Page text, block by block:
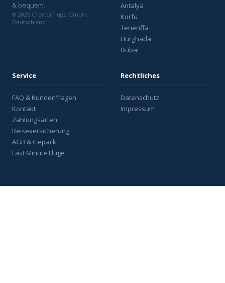
& bequem.
© 2026 CharterFlüge GmbH,
Deutschland
Antalya
Korfu
Teneriffa
Hurghada
Dubai
Service
FAQ & Kundenfragen
Kontakt
Zahlungsarten
Reiseversicherung
AGB & Gepäck
Last Minute Flüge
Rechtliches
Datenschutz
Impressum